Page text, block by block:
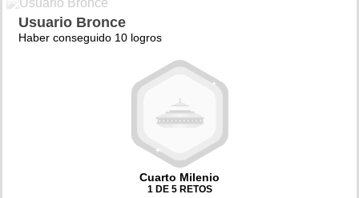
Usuario Bronce
Haber conseguido 10 logros
Cuarto Milenio
1 DE 5 RETOS